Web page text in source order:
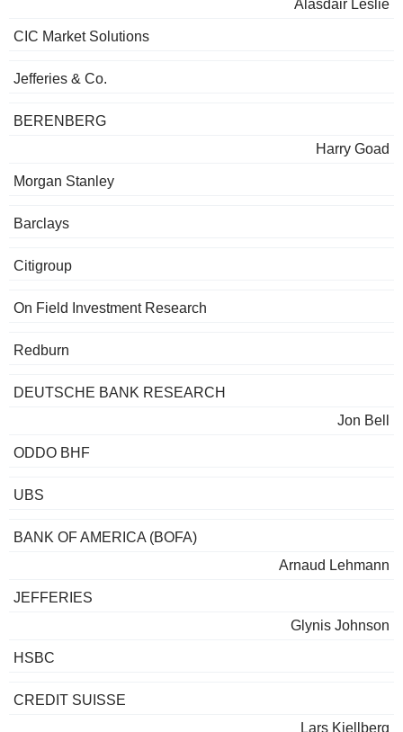
Alasdair Leslie
CIC Market Solutions
Jefferies & Co.
BERENBERG
Harry Goad
Morgan Stanley
Barclays
Citigroup
On Field Investment Research
Redburn
DEUTSCHE BANK RESEARCH
Jon Bell
ODDO BHF
UBS
BANK OF AMERICA (BOFA)
Arnaud Lehmann
JEFFERIES
Glynis Johnson
HSBC
CREDIT SUISSE
Lars Kjellberg